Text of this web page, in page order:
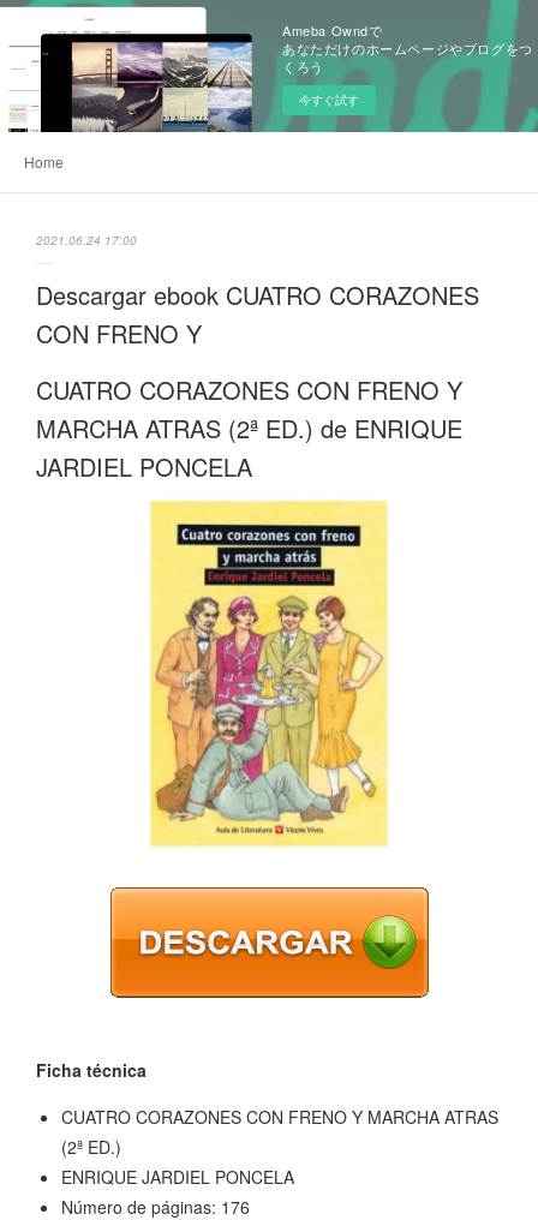
Ameba Owndで
あなただけのホームページやブログをつ
くろう
今すぐ試す
Home
2021.06.24 17:00
Descargar ebook CUATRO CORAZONES
CON FRENO Y
CUATRO CORAZONES CON FRENO Y
MARCHA ATRAS (2ª ED.) de ENRIQUE
JARDIEL PONCELA
Ficha técnica
CUATRO CORAZONES CON FRENO Y MARCHA ATRAS
(2ª ED.)
ENRIQUE JARDIEL PONCELA
Número de páginas: 176